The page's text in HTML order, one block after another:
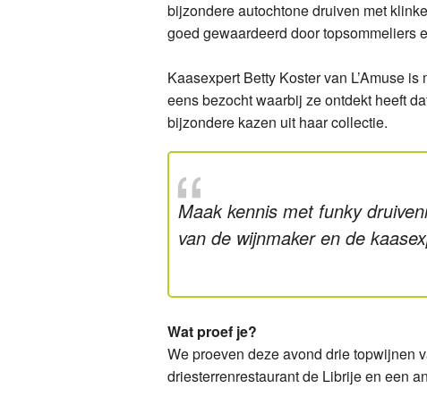
bijzondere autochtone druiven met
goed gewaardeerd door topsommeliers
Kaasexpert Betty Koster van L’Amuse
eens bezocht waarbij ze ontdekt heeft
bijzondere kazen uit haar collectie.
Maak kennis met funky
van de wijnmaker en de
Wat proef je?
We proeven deze avond drie topwijnen
driesterrenrestaurant de Librije en een